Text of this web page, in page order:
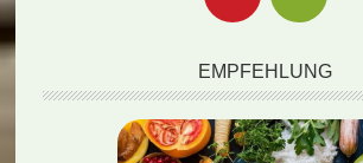
EMPFEHLUNG